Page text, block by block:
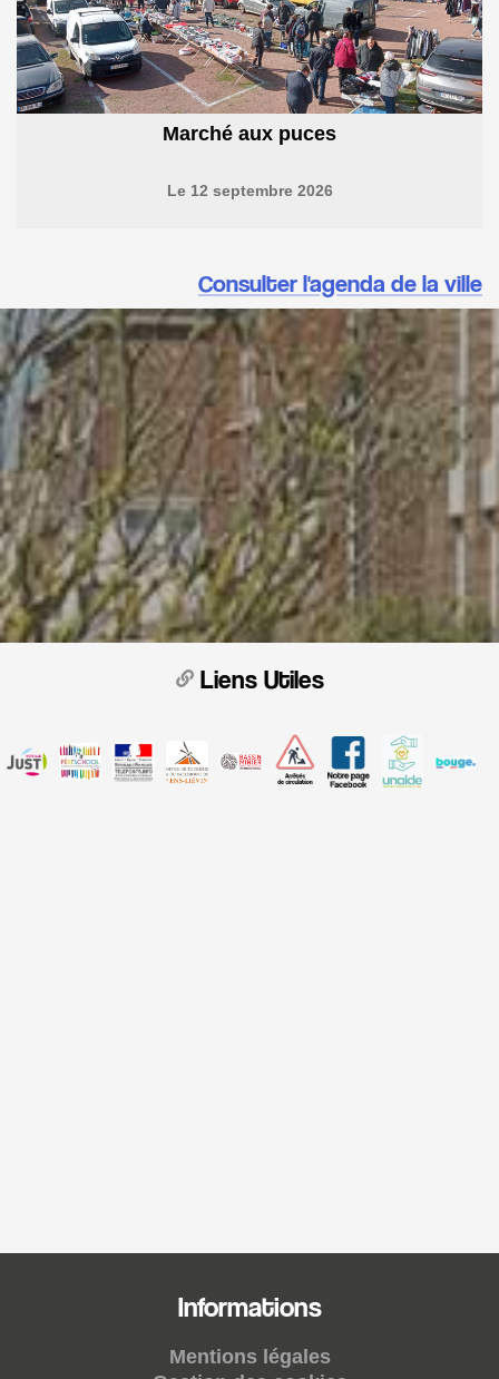
Marché aux puces
Le 12 septembre 2026
Consulter l'agenda de la ville
Liens Utiles
Informations
Mentions légales